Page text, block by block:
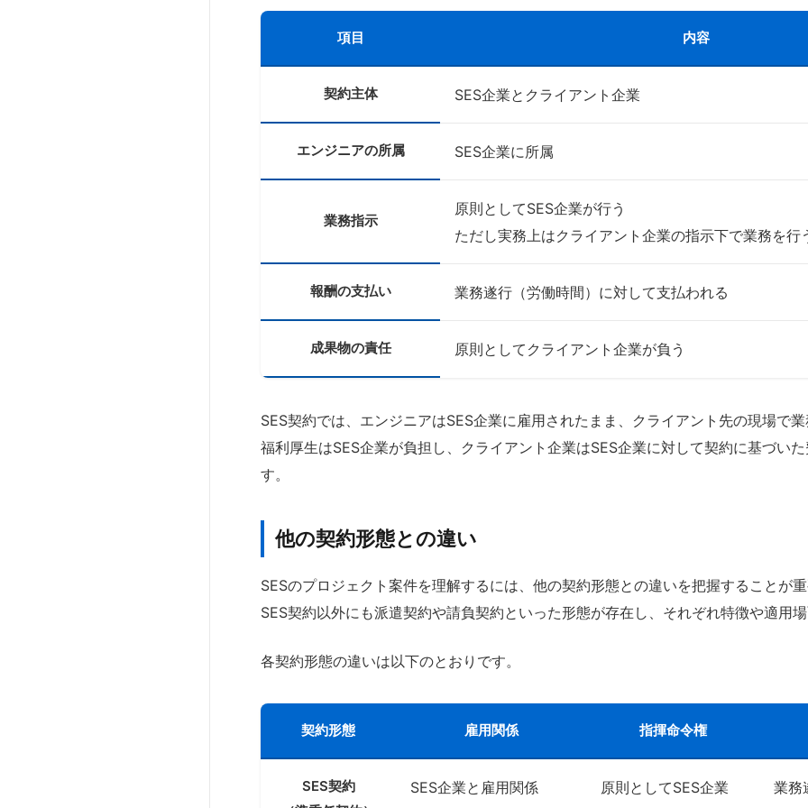
項目 内容
契約主体 SES企業とクライアント企業
エンジニアの所属 SES企業に所属
業務指示
原則としてSES企業が行う
ただし実務上はクライアント企業の指示下で業務を行
報酬の支払い 業務遂行（労働時間）に対して支払われる
成果物の責任 原則としてクライアント企業が負う
SES契約では、エンジニアはSES企業に雇用されたまま、クライアント先の現場で
福利厚生はSES企業が負担し、クライアント企業はSES企業に対して契約に基づい
す。
他の契約形態との違い
SESのプロジェクト案件を理解するには、他の契約形態との違いを把握することが
SES契約以外にも派遣契約や請負契約といった形態が存在し、それぞれ特徴や適用
各契約形態の違いは以下のとおりです。
契約形態 雇用関係 指揮命令権
SES契約
SES企業と雇用関係 原則としてSES企業 業務